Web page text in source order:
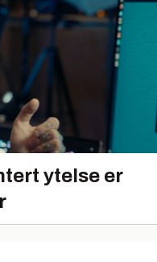
ytelse er